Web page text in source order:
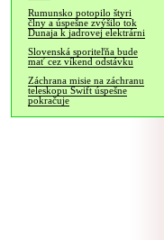
Rumunsko potopilo štyri
člny a úspešne zvýšilo tok
Dunaja k jadrovej elektrárni
Slovenská sporiteľňa bude
mať cez víkend odstávku
Záchrana misie na záchranu
teleskopu Swift úspešne
pokračuje